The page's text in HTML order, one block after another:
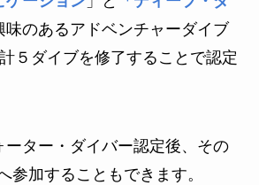
味のあるアドベンチャーダイブ
５ダイブを修了することで認定
ター・ダイバー認定後、その
参加することもできます。